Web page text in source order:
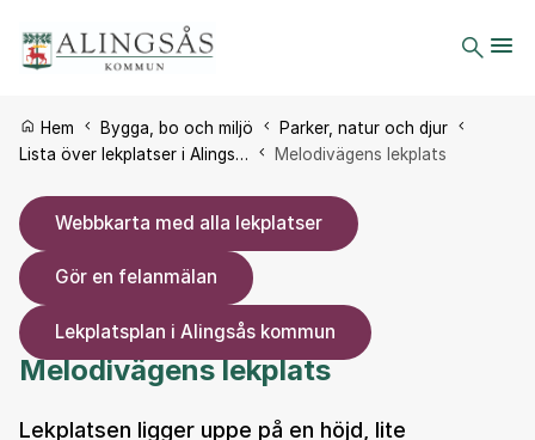
Du är här:
Hem Bygga, bo och miljö
Parker, natur och djur
Lista över lekplatser i Alings…
Melodivägens lekplats
Webbkarta med alla lekplatser
Gör en felanmälan
Lekplatsplan i Alingsås kommun
Melodivägens lekplats
Lekplatsen ligger uppe på en höjd, lite